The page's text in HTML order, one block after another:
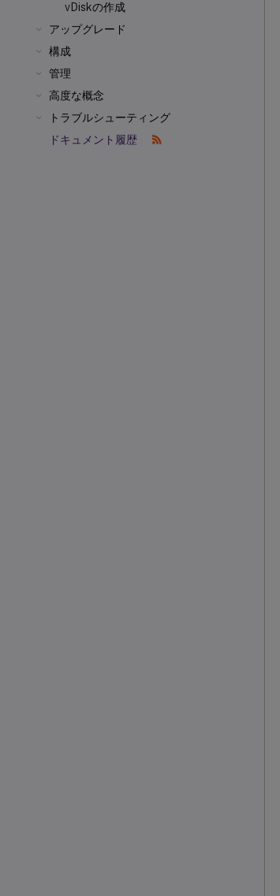
vDiskの作成
アップグレード
構成
管理
高度な概念
トラブルシューティング
ドキュメント履歴